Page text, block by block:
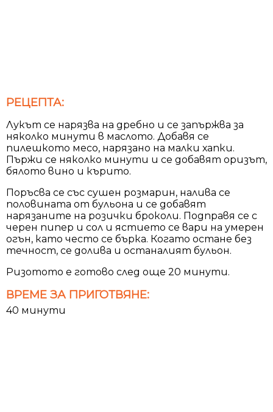
РЕЦЕПТА:
Лукът се нарязва на дребно и се запържва за
няколко минути в маслото. Добавя се
пилешкото месо, нарязано на малки хапки.
Пържи се няколко минути и се добавят оризът,
бялото вино и кърито.
Поръсва се със сушен розмарин, налива се
половината от бульона и се добавят
нарязаните на розички броколи. Подправя се с
черен пипер и сол и ястието се вари на умерен
огън, като често се бърка. Когато остане без
течност, се долива и останалият бульон.
Ризотото е готово след още 20 минути.
ВРЕМЕ ЗА ПРИГОТВЯНЕ:
40 минути